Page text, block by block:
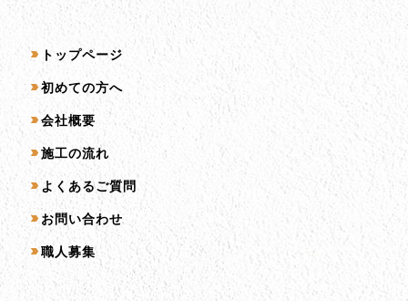
サイトマップ
トップページ
初めての方へ
会社概要
施工の流れ
よくあるご質問
お問い合わせ
職人募集